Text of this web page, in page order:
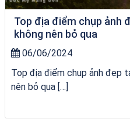
Top địa điểm chụp ảnh
không nên bỏ qua
06/06/2024
Top địa điểm chụp ảnh đẹp
nên bỏ qua […]